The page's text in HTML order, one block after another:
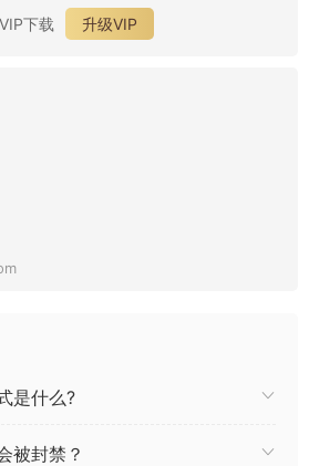
奶牛 [22P83MB]
京锁JK [27P125MB]
下载
升级VIP
是什么?
被封禁？